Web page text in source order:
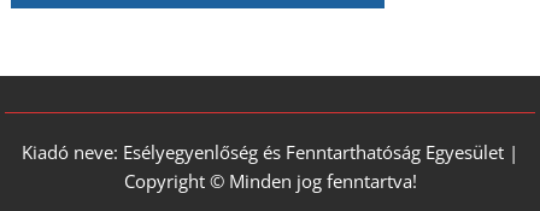
Kiadó neve: Esélyegyenlőség és Fenntarthatóság Egyesület |
Copyright © Minden jog fenntartva!